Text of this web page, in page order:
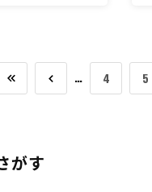
… 4 5
がす